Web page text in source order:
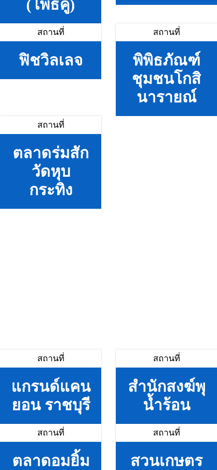
(โพธิ์คู่)
สถานที่
ฟิชวิลเลจ
สถานที่
พิพิธภัณฑ์
ชุมชนโกสิ
นารายณ์
สถานที่
ตลาดร่มสัก
วัดหุบ
กระทิง
สถานที่
แกรนด์แคน
ยอน ราชบุรี
สถานที่
สำนักสงฆ์พุ
น้ำร้อน
สถานที่
ตลาดอมยิ้ม
สถานที่
สวนเกษตร